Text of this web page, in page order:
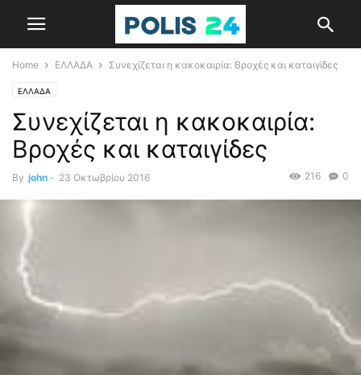
Home ΕΛΛΑΔΑ Συνεχίζεται η κακοκαιρία: Βροχές και καταιγίδες
ΕΛΛΑΔΑ
Συνεχίζεται η κακοκαιρία:
Βροχές και καταιγίδες
By john - 23 Οκτωβρίου 2016 0
216